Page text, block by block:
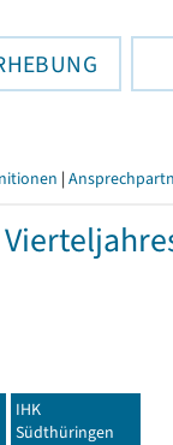
|
IHK
Südthüringen